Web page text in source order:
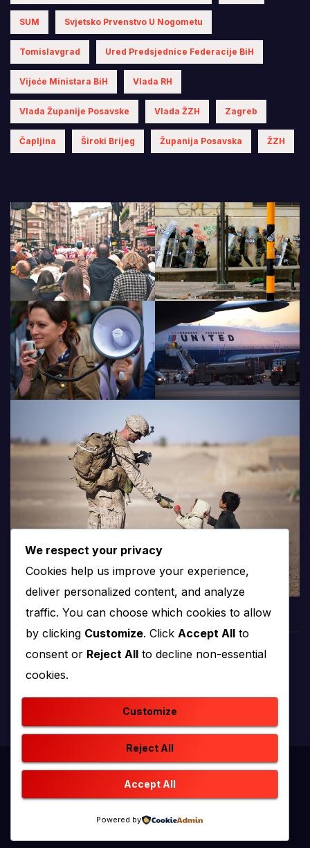
SUM Svjetsko Prvenstvo U Nogometu
Tomislavgrad Ured Predsjednice Federacije BiH
Vijeće Ministara BiH Vlada RH
Vlada Županije Posavske Vlada ŽZH Zagreb
Čapljina Široki Brijeg Županija Posavska ŽZH
produkcija i emitiranje tv programa
Proudly powered by WordPress|Theme: newstack by
Themeansar
O nama
We respect your privacy
Cookies help us improve your experience,
deliver personalized content, and analyze
traffic. You can choose which cookies to allow
by clicking Customize. Click Accept All to
consent or Reject All to decline non-essential
cookies.
Customize
Reject All
Accept All
Powered by